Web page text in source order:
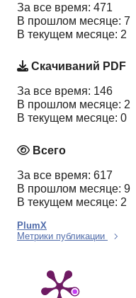
За все время: 471
В прошлом месяце: 7
В текущем месяце: 2
Скачиваний PDF
За все время: 146
В прошлом месяце: 2
В текущем месяце: 0
Всего
За все время: 617
В прошлом месяце: 9
В текущем месяце: 2
PlumX
Метрики публикации